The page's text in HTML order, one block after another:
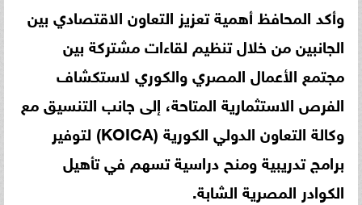
وأكد المحافظ أهمية تعزيز التعاون الاقتصادي بين
الجانبين من خلال تنظيم لقاءات مشتركة بين
مجتمع الأعمال المصري والكوري لاستكشاف
الفرص الاستثمارية المتاحة، إلى جانب التنسيق مع
وكالة التعاون الدولي الكورية (KOICA) لتوفير
برامج تدريبية ومنح دراسية تسهم في تأهيل
الكوادر المصرية الشابة.